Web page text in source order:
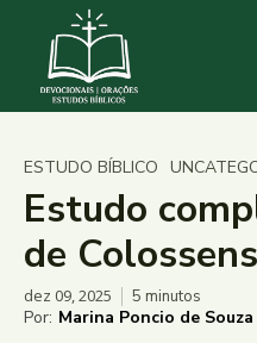
ESTUDO BÍBLICO
Estudo
de
dez 09, 2025 5 minutos
Por: Marina Poncio de Souza